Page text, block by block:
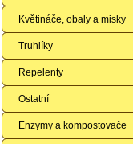
Květináče, obaly a misky
Truhlíky
Repelenty
Ostatní
Enzymy a kompostovače